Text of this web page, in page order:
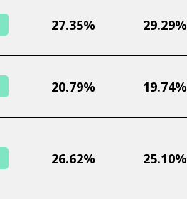
29.29%
27.35%
19.74%
20.79%
25.10%
26.62%